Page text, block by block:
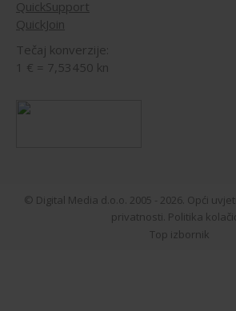
in
new
window
in
window
QuickSupport
QuickJoin
Tečaj konverzije:
1 € = 7,53450 kn
© Digital Media d.o.o. 2005 - 2026. Opći
privatnosti. Politika
Top izbornik